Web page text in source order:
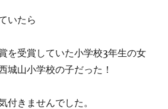
いたら
を受賞していた小学校3年生の女
城山小学校の子だった！
付きませんでした。